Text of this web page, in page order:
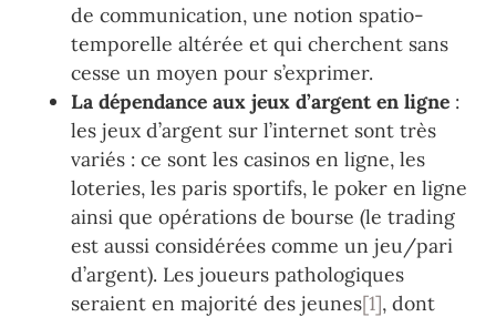
de communication, une notion spatio-
temporelle altérée et qui cherchent sans
cesse un moyen pour s’exprimer.
La dépendance aux jeux d’argent en ligne :
les jeux d’argent sur l’internet sont très
variés : ce sont les casinos en ligne, les
loteries, les paris sportifs, le poker en ligne
ainsi que opérations de bourse (le trading
est aussi considérées comme un jeu/pari
d’argent). Les joueurs pathologiques
seraient en majorité des jeunes[1], dont